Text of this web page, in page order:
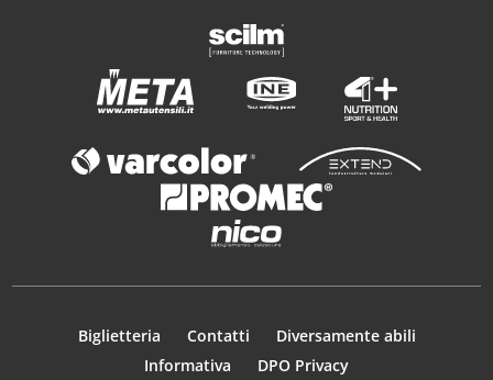
Biglietteria Contatti
Diversamente abili
Informativa
DPO Privacy